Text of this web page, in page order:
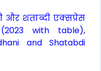
और शताब्दी एक्सप्रेस
with table),
and Shatabdi